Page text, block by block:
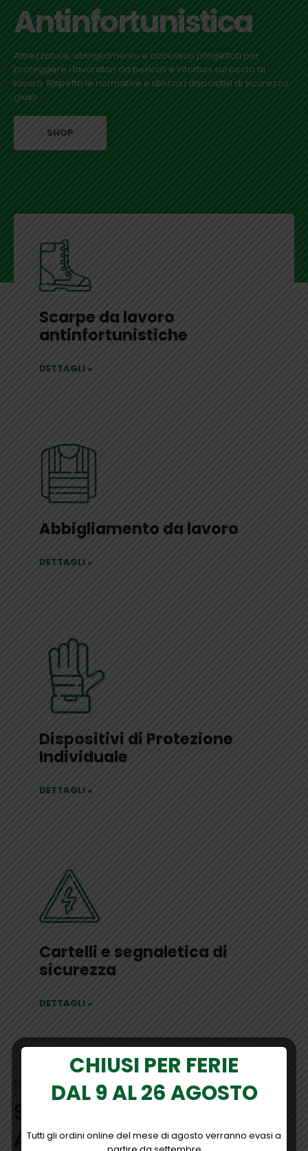
Antinfortunistica
Attrezzature, abbigliamento e accessori progettati per
proteggere i lavoratori da pericoli e infortuni sul posto di
lavoro. Rispetta le normative e utilizza i dispositivi di sicurezza
giusti.
SHOP
Scarpe da lavoro
antinfortunistiche
DETTAGLI »
Abbigliamento da lavoro
DETTAGLI »
Dispositivi di Protezione
Individuale
DETTAGLI »
Cartelli e segnaletica di
sicurezza
DETTAGLI »
SOLUZIONI PER IL TUO LAVORO
Sicurezza sul lavoro e
Antinfortunistica
CHIUSI PER FERIE
DAL 9 AL 26 AGOSTO
Tutti gli ordini online del mese di agosto verranno evasi a